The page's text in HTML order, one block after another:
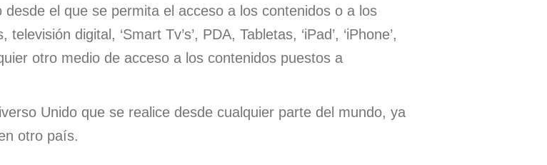
el que se permita el acceso a los contenidos o a los
digital, ‘Smart Tv’s’, PDA, Tabletas, ‘iPad’, ‘iPhone’,
otro medio de acceso a los contenidos puestos a
Unido que se realice desde cualquier parte del mundo, ya
otro país.